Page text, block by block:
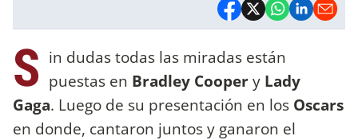
S in dudas todas las miradas están
puestas en Bradley Coopery Lady
Gaga. Luego de su presentación en los Oscars
en donde, cantaron juntos y ganaron el